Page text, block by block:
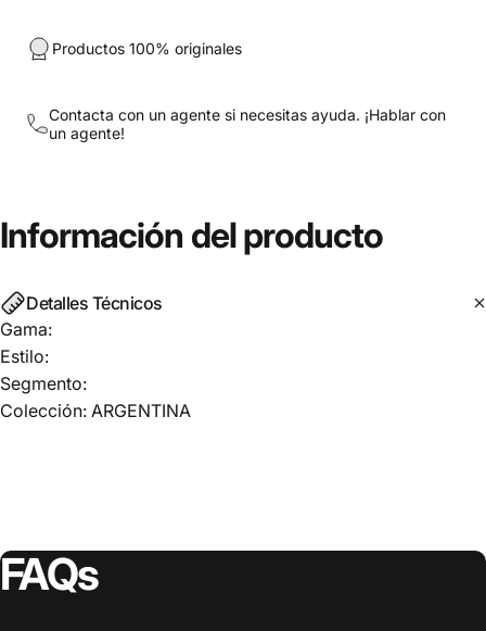
Productos 100% originales
Contacta con un agente si necesitas ayuda. ¡Hablar con
un agente!
Información delproducto
Detalles Técnicos
Gama:
Estilo:
Segmento:
Colección: ARGENTINA
FAQs